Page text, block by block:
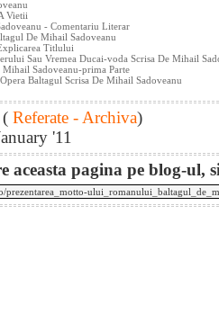
Vietii
- Comentariu Literar
De Mihail Sadoveanu
Titlului
Sau Vremea Ducai-voda Scrisa De Mihail
Mihail Sadoveanu-prima Parte
Baltagul Scrisa De Mihail Sadoveanu
Referate - Archiva)
'11
aceasta pagina pe blog-ul,